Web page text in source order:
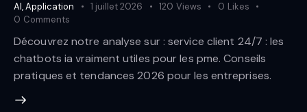
AI,Application 1 juillet 2026 120 Views 0 Likes
0 Comments
Découvrez notre analyse sur : service client 24/7 : les
chatbots ia vraiment utiles pour les pme. Conseils
pratiques et tendances 2026 pour les entreprises.